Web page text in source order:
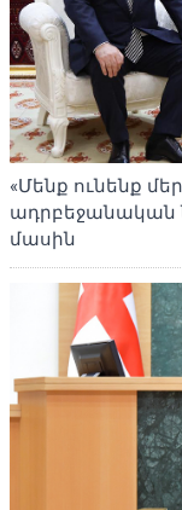
«Մենք ունենք
մասին